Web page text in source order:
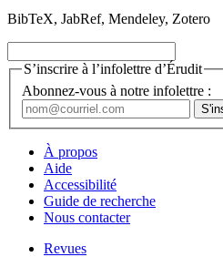
BibTeX, JabRef, Mendeley, Zotero
S’inscrire à l’infolettre d’Érudit
Abonnez-vous à notre infolettre :
À propos
Aide
Accessibilité
Guide de recherche
Nous contacter
Revues